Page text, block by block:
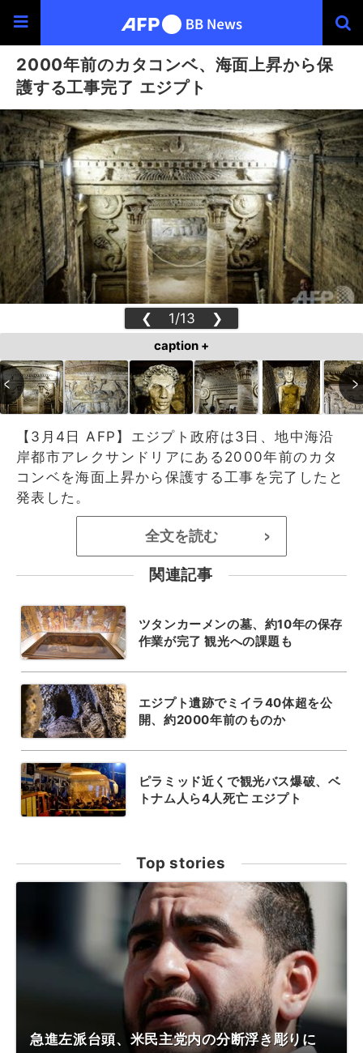
2000年前のカタコンベ、海面上昇から保
護する工事完了 エジプト
❮ 1/13 ❯
caption +
【3月4日 AFP】エジプト政府は3日、地中海沿
岸都市アレクサンドリアにある2000年前のカタ
コンベを海面上昇から保護する工事を完了したと
発表した。
全文を読む >
関連記事
ツタンカーメンの墓、約10年の保存
作業が完了 観光への課題も
エジプト遺跡でミイラ40体超を公
開、約2000年前のものか
ピラミッド近くで観光バス爆破、ベ
トナム人ら4人死亡 エジプト
Top stories
急進左派台頭、米民主党内の分断浮き彫りに